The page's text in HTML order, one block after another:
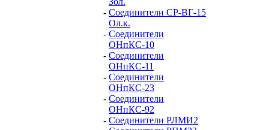
- Соединители СР-ВГ-15
Ол.к.
- Соединители
ОНпКС-10
- Соединители
ОНпКС-11
- Соединители
ОНпКС-23
- Соединители
ОНпКС-92
- Соединители РЛМИ2